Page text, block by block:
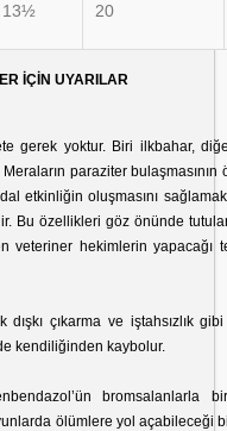
13½ 20
İÇİN UYARILAR
gerek yoktur. Biri ilkbahar,
paraziter
etkinliğin oluşmasını
Bu özellikleri göz önünde
veteriner hekimlerin yapacağı
çıkarma ve iştahsızlık
kendiliğinden kaybolur.
bromsalanlarla
ölümlere yol açabileceği